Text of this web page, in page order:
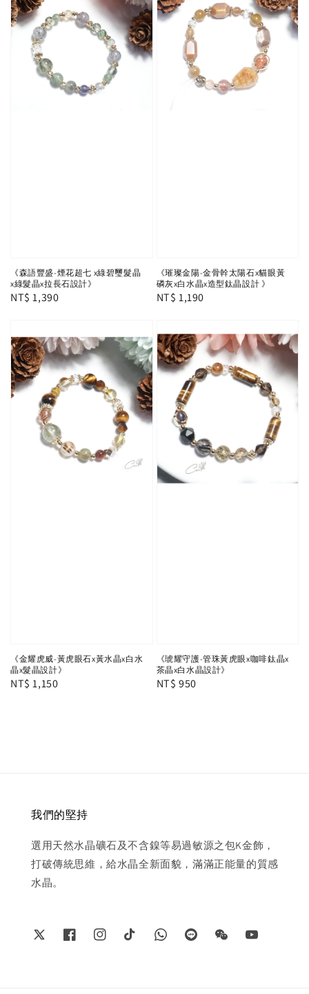
《森語豐盛-煙花超七 x綠碧璽髮晶
x綠髮晶x拉長石設計》
Regular
NT$ 1,390
《璀璨金陽-金骨幹太陽石x貓眼黃
磷灰x白水晶x造型鈦晶設計 》
Regular
NT$ 1,190
《金耀虎威-黃虎眼石x黃水晶x白水
晶x髮晶設計》
Regular
NT$ 1,150
《琥耀守護-管珠黃虎眼x咖啡鈦晶x
茶晶x白水晶設計》
Regular
NT$ 950
我們的堅持
選用天然水晶礦石及不含鎳等易過敏源之包K金飾，
打破傳統思維，給水晶全新面貌，滿滿正能量的質感
水晶。